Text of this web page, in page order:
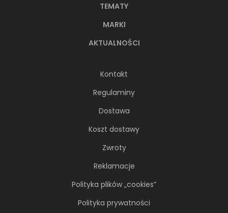
TEMATY
MARKI
AKTUALNOŚCI
Kontakt
Regulaminy
Dostawa
Koszt dostawy
Zwroty
Reklamacje
Polityka plików „cookies”
Polityka prywatności